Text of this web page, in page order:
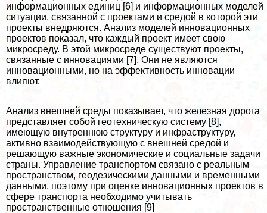
информационных единиц [6] и информационных моделей
ситуации, связанной с проектами и средой в которой эти
проекты внедряются. Анализ моделей инновационных
проектов показал, что каждый проект имеет свою
микросреду. В этой микросреде существуют проекты,
связанные с инновациями [7]. Они не являются
инновационными, но на эффективность инновации
влияют.
Анализ внешней среды показывает, что железная дорога
представляет собой геотехническую систему [8],
имеющую внутреннюю структуру и инфраструктуру,
активно взаимодействующую с внешней средой и
решающую важные экономические и социальные задачи
страны. Управление трaнcпортом связано с реальным
прострaнcтвом, геодезическими данными и временными
данными, поэтому при оценке инновационных проектов в
сфере трaнcпорта необходимо учитывать
прострaнcтвенные отношения [9]